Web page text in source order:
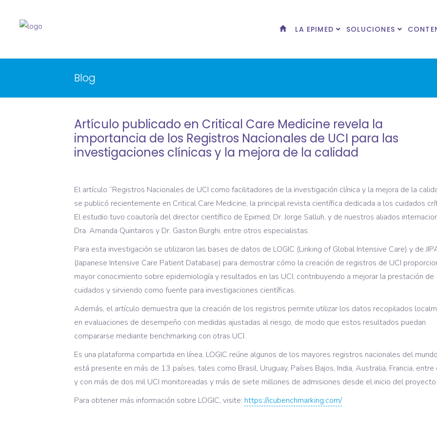
LA EPIMED SOLUCIONES
Blog
Artículo publicado en Critical Care Medicine revela la
importancia de los Registros Nacionales de UCI para las
investigaciones clínicas y la mejora de la calidad
El artículo “Registros Nacionales de UCI como facilitadores de la investigación clínica y la mejora de la
se publicó recientemente en Critical Care Medicine, la principal revista científica dedicada a los cuidados
El estudio tuvo coautoría del director científico de Epimed, Dr. Jorge Salluh, y de nuestros aliados
Dra. Amanda Quintairos y Dr. Gaston Burghi, entre otros especialistas.
Para esta investigación se utilizaron las bases de datos de LOGIC (Linking of Global Intensive Care) y de
(Japanese Intensive Care Patient Database) para demostrar cómo la creación de registros de UCI
mayor conocimiento sobre epidemiología y resultados en las UCI, contribuyendo a mejorar la prestación de
cuidados y sirviendo como fuente para investigaciones científicas.
Además, el artículo demuestra que la creación de los registros permite utilizar los datos recopilados
en evaluaciones de desempeño con medidas ajustadas al riesgo, de modo que estos resultados puedan
compararse mediante benchmarking con otras UCI.
Es una plataforma compartida en línea, LOGIC reúne algunos de los mayores registros nacionales del
está presente en más de 13 países, tales como Brasil, Uruguay, Países Bajos, India, Australia, Francia, entre
y con más de dos mil UCI monitoreadas y más de siete millones de admisiones desde el inicio del proyecto.
Para obtener más información sobre LOGIC, visite: https://icubenchmarking.com/